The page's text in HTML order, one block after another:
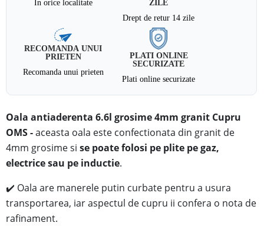
In orice localitate
ZILE
Drept de retur 14 zile
RECOMANDA UNUI
PRIETEN
Recomanda unui prieten
PLATI ONLINE
SECURIZATE
Plati online securizate
Oala antiaderenta 6.6l grosime 4mm granit Cupru
OMS-aceasta oala este confectionata din granit de
4mm grosime sise poate folosi pe plite pe gaz,
electrice sau pe inductie.
✔️ Oala are manerele putin curbate pentru a usura
transportarea, iar aspectul de cupru ii confera o nota de
rafinament.